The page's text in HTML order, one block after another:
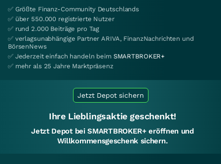
✅ Größte Finanz-Community Deutschlands
✅ über 550.000 registrierte Nutzer
✅ rund 2.000 Beiträge pro Tag
✅ verlagsunabhängige Partner ARIVA, FinanzNachrichten und
BörsenNews
✅ Jederzeit einfach handeln beim SMARTBROKER+
✅ mehr als 25 Jahre Marktpräsenz
Jetzt Depot sichern
Ihre Lieblingsaktie geschenkt!
Jetzt Depot bei SMARTBROKER+ eröffnen und
Willkommensgeschenk sichern.